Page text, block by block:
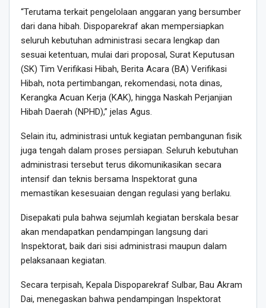
“Terutama terkait pengelolaan anggaran yang bersumber
dari dana hibah. Dispoparekraf akan mempersiapkan
seluruh kebutuhan administrasi secara lengkap dan
sesuai ketentuan, mulai dari proposal, Surat Keputusan
(SK) Tim Verifikasi Hibah, Berita Acara (BA) Verifikasi
Hibah, nota pertimbangan, rekomendasi, nota dinas,
Kerangka Acuan Kerja (KAK), hingga Naskah Perjanjian
Hibah Daerah (NPHD),” jelas Agus.
Selain itu, administrasi untuk kegiatan pembangunan fisik
juga tengah dalam proses persiapan. Seluruh kebutuhan
administrasi tersebut terus dikomunikasikan secara
intensif dan teknis bersama Inspektorat guna
memastikan kesesuaian dengan regulasi yang berlaku.
Disepakati pula bahwa sejumlah kegiatan berskala besar
akan mendapatkan pendampingan langsung dari
Inspektorat, baik dari sisi administrasi maupun dalam
pelaksanaan kegiatan.
Secara terpisah, Kepala Dispoparekraf Sulbar, Bau Akram
Dai, menegaskan bahwa pendampingan Inspektorat